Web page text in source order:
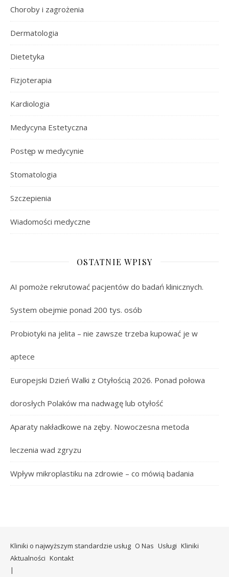
Choroby i zagrożenia
Dermatologia
Dietetyka
Fizjoterapia
Kardiologia
Medycyna Estetyczna
Postęp w medycynie
Stomatologia
Szczepienia
Wiadomości medyczne
OSTATNIE WPISY
AI pomoże rekrutować pacjentów do badań klinicznych.
System obejmie ponad 200 tys. osób
Probiotyki na jelita – nie zawsze trzeba kupować je w
aptece
Europejski Dzień Walki z Otyłością 2026. Ponad połowa
dorosłych Polaków ma nadwagę lub otyłość
Aparaty nakładkowe na zęby. Nowoczesna metoda
leczenia wad zgryzu
Wpływ mikroplastiku na zdrowie – co mówią badania
Kliniki o najwyższym standardzie usług O Nas Usługi Kliniki
Aktualności Kontakt